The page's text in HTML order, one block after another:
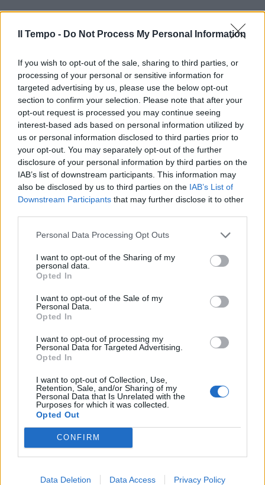
Il Tempo - Do Not Process My Personal Information
If you wish to opt-out of the sale, sharing to third parties, or
processing of your personal or sensitive information for
targeted advertising by us, please use the below opt-out
section to confirm your selection. Please note that after your
opt-out request is processed you may continue seeing
interest-based ads based on personal information utilized by
us or personal information disclosed to third parties prior to
your opt-out. You may separately opt-out of the further
disclosure of your personal information by third parties on the
IAB’s list of downstream participants. This information may
also be disclosed by us to third parties on the IAB’s List of
Downstream Participants that may further disclose it to other
Personal Data Processing Opt Outs
I want to opt-out of the Sharing of my
personal data.
Opted In
I want to opt-out of the Sale of my
Personal Data.
Opted In
I want to opt-out of processing my
Personal Data for Targeted Advertising.
Opted In
I want to opt-out of Collection, Use,
Retention, Sale, and/or Sharing of my
Personal Data that Is Unrelated with the
Purposes for which it was collected.
Opted Out
CONFIRM
Data Deletion Data Access Privacy Policy
In evidenza